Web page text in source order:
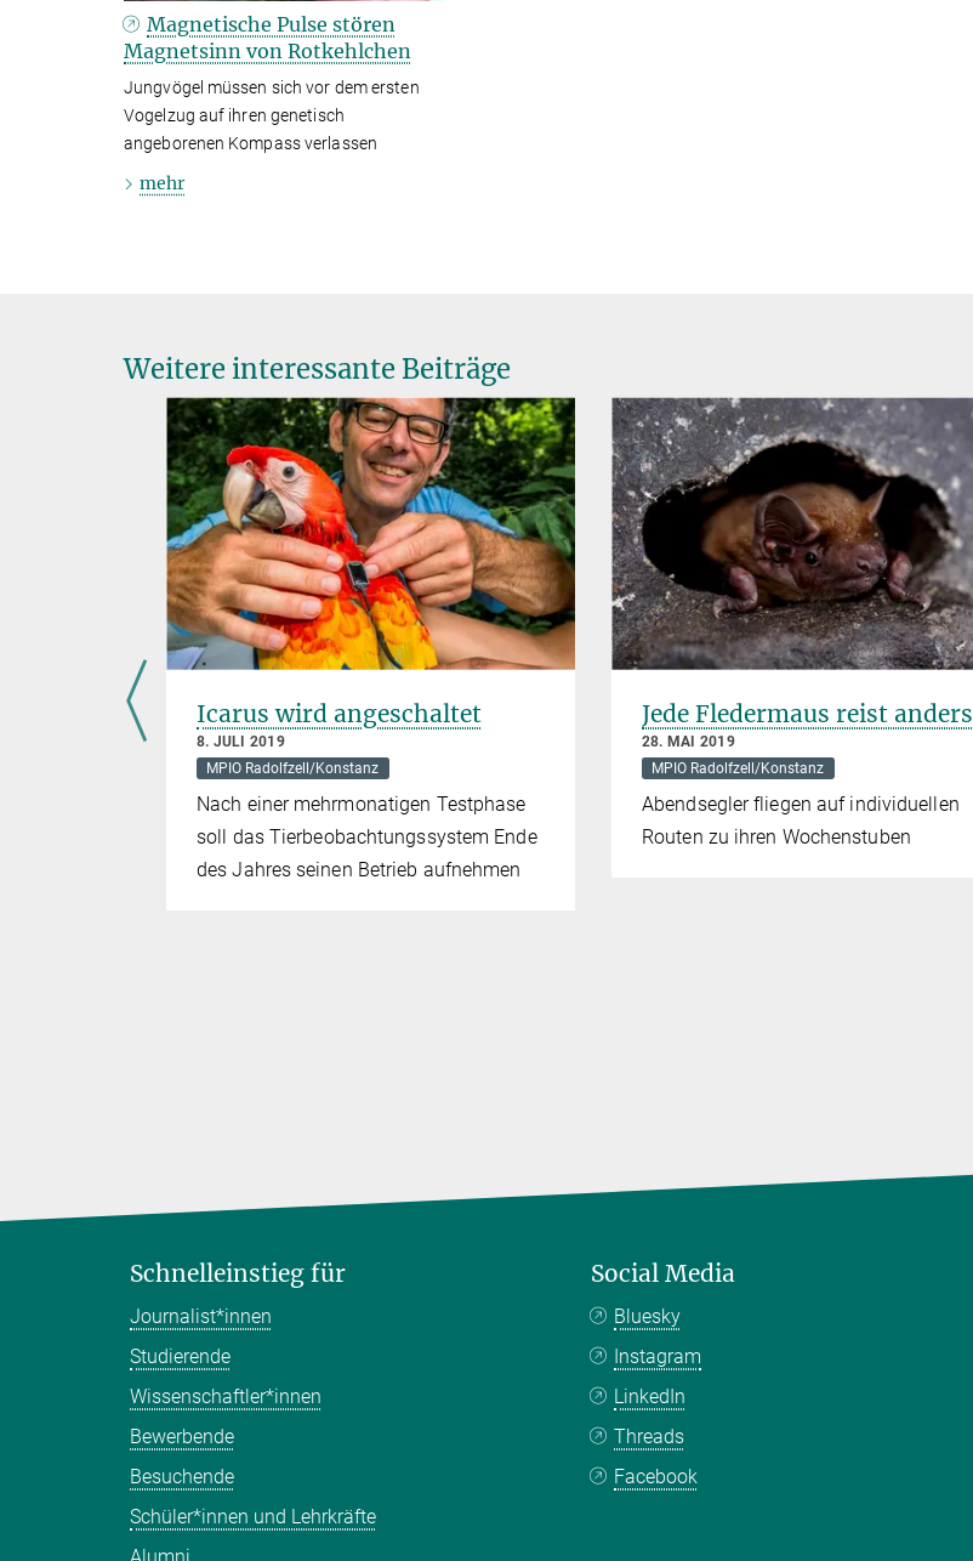
Magnetische Pulse stören
Magnetsinn von Rotkehlchen
Jungvögel müssen sich vor dem ersten
Vogelzug auf ihren genetisch
angeborenen Kompass verlassen
mehr
Weitere interessante Beiträge
Icarus wird angeschaltet
8. JULI 2019
MPIO Radolfzell/Konstanz
Nach einer mehrmonatigen Testphase
soll das Tierbeobachtungssystem Ende
des Jahres seinen Betrieb aufnehmen
Jede Fledermaus reist anders
28. MAI 2019
MPIO Radolfzell/Konstanz
Abendsegler fliegen auf individuellen
Routen zu ihren Wochenstuben
Schnelleinstieg für
Journalist*innen
Studierende
Wissenschaftler*innen
Bewerbende
Besuchende
Schüler*innen und Lehrkräfte
Social Media
Bluesky
Instagram
LinkedIn
Threads
Facebook